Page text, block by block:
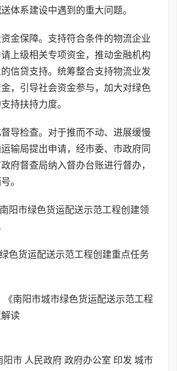
体系建设中遇到的重大问题。
资金保障。支持符合条件的物流企业
上级相关专项资金，推动金融机构
信贷支持。统筹整合支持物流业发
，引导社会资金参与，加大对绿色
持扶持力度。
督导检查。对于推而不动、进展缓慢
输局提出申请，经市委、市政府同
府督查局纳入督办台账进行督办，
。
南阳市绿色货运配送示范工程创建领
色货运配送示范工程创建重点任务
《南阳市城市绿色货运配送示范工程
读
阳市 人民政府 政府办公室 印发 城市